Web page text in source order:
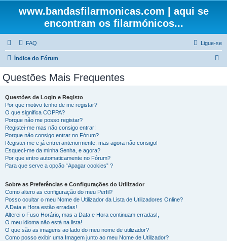
www.bandasfilarmonicas.com | aqui se
encontram os filarmónicos...
FAQ Ligue-se
Índice do Fórum
Questões Mais Frequentes
Questões de Login e Registo
Por que motivo tenho de me registar?
O que significa COPPA?
Porque não me posso registar?
Registei-me mas não consigo entrar!
Porque não consigo entrar no Fórum?
Registei-me e já entrei anteriormente, mas agora não consigo!
Esqueci-me da minha Senha, e agora?
Por que entro automaticamente no Fórum?
Para que serve a opção “Apagar cookies” ?
Sobre as Preferências e Configurações do Utilizador
Como altero as configuração do meu Perfil?
Posso ocultar o meu Nome de Utilizador da Lista de Utilizadores Online?
A Data e Hora estão erradas!
Alterei o Fuso Horário, mas a Data e Hora continuam erradas!,
O meu idioma não está na lista!
O que são as imagens ao lado do meu nome de utilizador?
Como posso exibir uma Imagem junto ao meu Nome de Utilizador?